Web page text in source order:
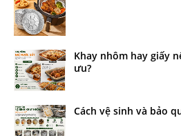
Khay nhôm hay giấy
ưu?
Cách vệ sinh và bảo